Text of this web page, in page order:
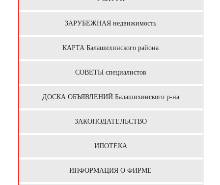
ЗАРУБЕЖНАЯ недвижимость
КАРТА Балашихинского района
СОВЕТЫ специалистов
ДОСКА ОБЪЯВЛЕНИЙ Балашихинского р-на
ЗАКОНОДАТЕЛЬСТВО
ИПОТЕКА
ИНФОРМАЦИЯ О ФИРМЕ